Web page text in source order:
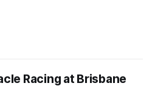
Racing at Brisbane